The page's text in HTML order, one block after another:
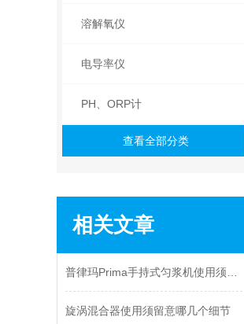
溶解氧仪
电导率仪
PH、ORP计
查看全部分类
相关文章
旋涡混合器使用须留意哪几个细节